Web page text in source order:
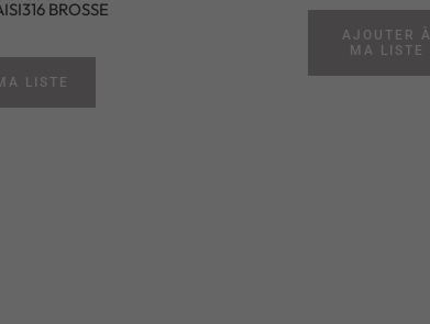
BROSSE
LISTE
AJOUTER À
MA LISTE